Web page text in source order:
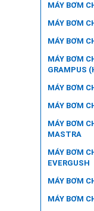
MÁY BƠM
MÁY BƠM
MÁY BƠM
MÁY BƠM
GRAMPUS
MÁY BƠM
MÁY BƠM
MÁY BƠM
MASTRA
MÁY BƠM
EVERGUSH
MÁY BƠM
MÁY BƠM